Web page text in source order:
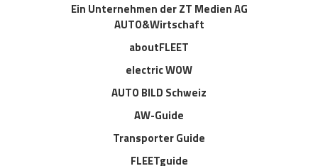
Ein Unternehmen der ZT Medien AG
AUTO&Wirtschaft
aboutFLEET
electric WOW
AUTO BILD Schweiz
AW-Guide
Transporter Guide
FLEETguide